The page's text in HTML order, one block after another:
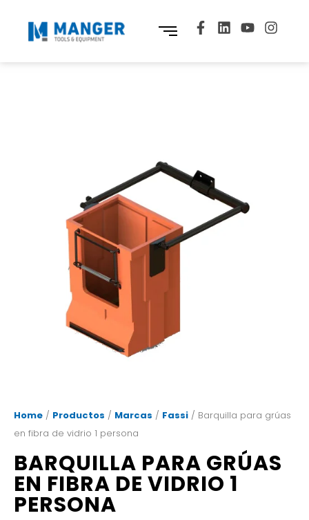
Home / Productos / Marcas / Fassi / Barquilla para grúas
en fibra de vidrio 1 persona
BARQUILLA PARA GRÚAS
EN FIBRA DE VIDRIO 1
PERSONA